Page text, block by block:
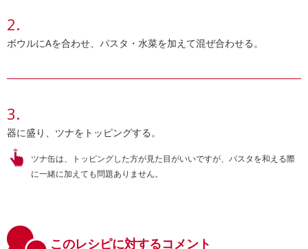
ボウルにAを合わせ、パスタ・水菜を加えて混ぜ合わせる。
器に盛り、ツナをトッピングする。
ツナ缶は、トッピングした方が見た目がいいですが、パスタを和える際
に一緒に加えても問題ありません。
このレシピに対するコメント